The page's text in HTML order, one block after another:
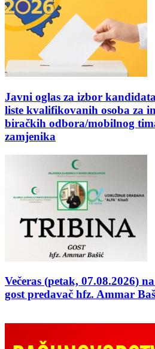
Javni oglas za izbor
liste kvalifikovanih osoba za
biračkih odbora/mobilnog
zamjenika
Večeras (petak, 07.08.2026)
gost predavač hfz. Ammar